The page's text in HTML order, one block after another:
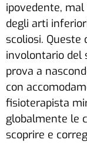
ipovedente,
degli arti
scoliosi.
involontario del
prova a
con
fisioterapista
globalmente le
scoprire e